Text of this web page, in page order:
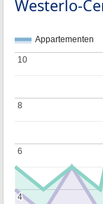
Westerlo-
Appartementen
4
4
6
6
8
8
10
10